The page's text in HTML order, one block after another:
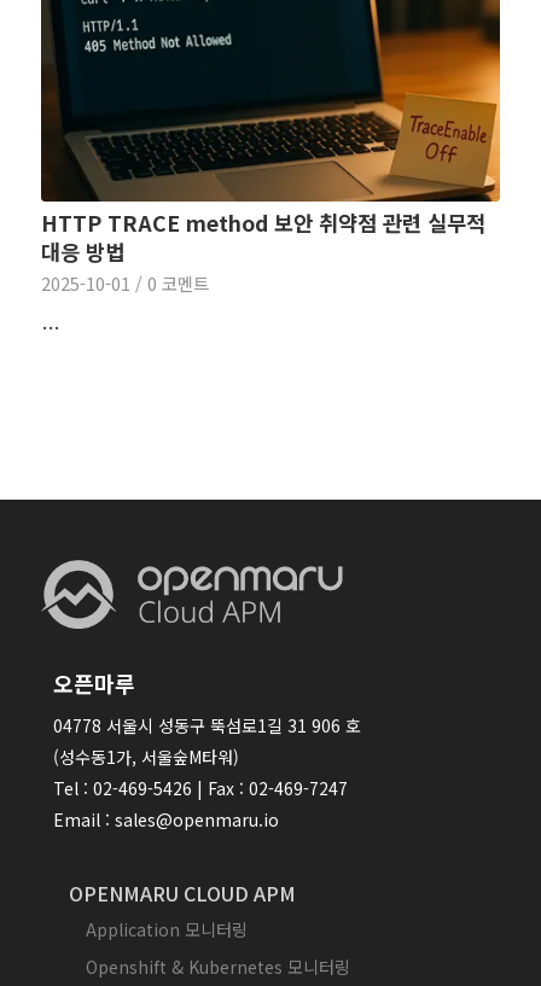
HTTP TRACE method 보안 취약점 관련 실무적
대응 방법
2025-10-01 / 0 코멘트
…
오픈마루
04778 서울시 성동구 뚝섬로1길 31 906 호
(성수동1가, 서울숲M타워)
Tel : 02-469-5426 | Fax : 02-469-7247
Email : sales@openmaru.io
OPENMARU CLOUD APM
Application 모니터링
Openshift & Kubernetes 모니터링